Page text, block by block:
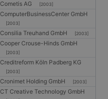
Cometis AG [2003]
ComputerBusinessCenter GmbH
[2003]
Consilia Treuhand GmbH [2003]
Cooper Crouse-Hinds GmbH
[2003]
Creditreform Köln Padberg KG
[2003]
Cronimet Holding GmbH [2003]
CT Creative Technology GmbH